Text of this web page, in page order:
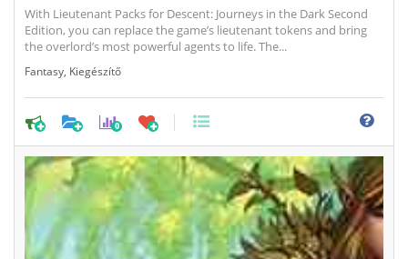
With Lieutenant Packs for Descent: Journeys in the Dark Second
Edition, you can replace the game’s lieutenant tokens and bring
the overlord’s most powerful agents to life. The...
Fantasy, Kiegészítő
0